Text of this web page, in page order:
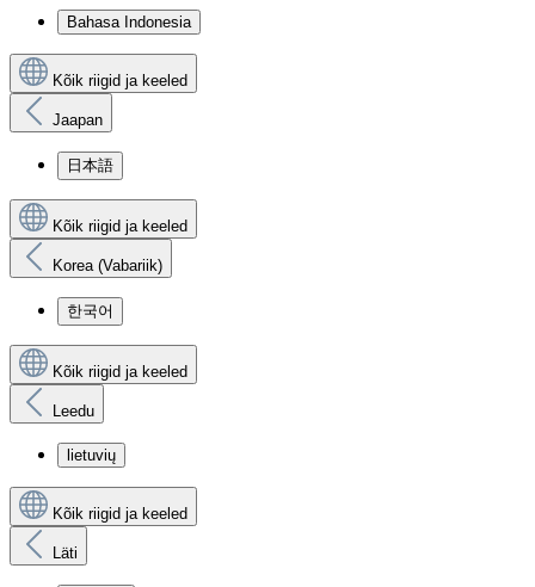
Bahasa Indonesia
Kõik riigid ja keeled
Jaapan
日本語
Kõik riigid ja keeled
Korea (Vabariik)
한국어
Kõik riigid ja keeled
Leedu
lietuvių
Kõik riigid ja keeled
Läti